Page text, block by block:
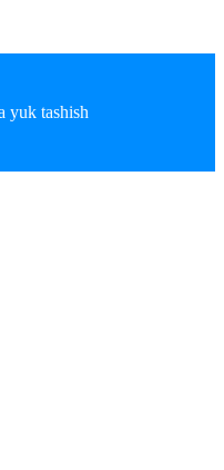
yuk tashish